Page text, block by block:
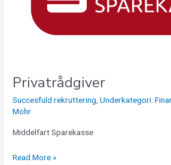
Privatrådgiver
Succesfuld rekruttering ,Underkategori:
Mohr
Middelfart Sparekasse
Read More »